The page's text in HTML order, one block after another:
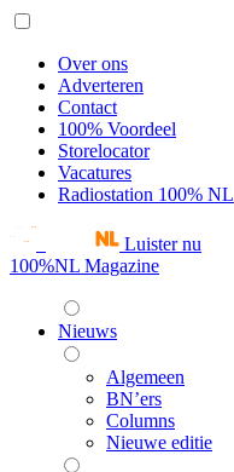
Over ons
Adverteren
Contact
100% Voordeel
Storelocator
Vacatures
Radiostation 100% NL
Luister nu
100%NL Magazine
Nieuws
Algemeen
BN’ers
Columns
Nieuwe editie